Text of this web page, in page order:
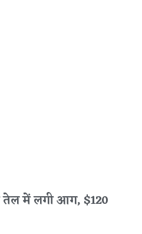
तेल में लगी आग, $120